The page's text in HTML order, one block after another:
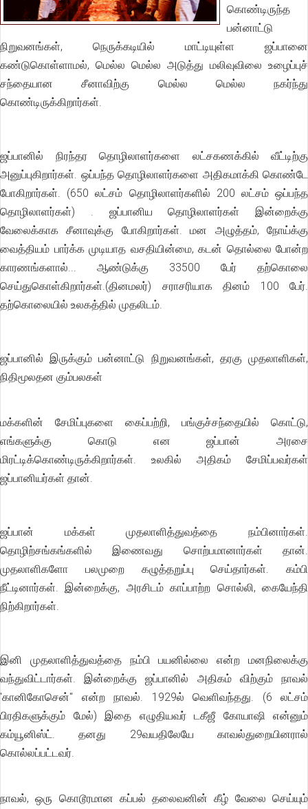
கொண்டிருந்த
பன்னாட்டு
நிறுவனங்கள், நெருக்கடியில் மாட்டியுள்ள ஜப்பானை
கண்டுகொள்ளாமல், மெல்ல மெல்ல அடுத்து மலிவுவிலை உழைப்புச்
சந்தையான சீனாவிற்கு மெல்ல மெல்ல நகர்ந்து
கொண்டிருக்கிறார்கள்.
ஜப்பானில் நிரந்தர தொழிலாளர்களை லட்சகணக்கில் வீட்டிற்கு
அனுப்புகிறார்கள். ஒப்பந்த தொழிலாளர்களை அதிகமாக்கி கொண்டே
போகிறார்கள். (650 லட்சம் தொழிலாளர்களில் 200 லட்சம் ஒப்பந்த
தொழிலாளர்கள்) . ஜப்பானிய தொழிலாளர்கள் இன்றைக்கு
வேலைக்காக சீனாவுக்கு போகிறார்கள். மன அழுத்தம், நோய்க்கு
வைத்தியம் பார்க்க முடியாத வசதியின்மை, கடன் தொல்லை போன்ற
காரணங்களால்... ஆண்டுக்கு 33500 பேர் தற்கொலை
செய்துகொள்கிறார்கள்.(தினமலர்) சராசரியாக தினம் 100 பேர்.
தற்கொலையில் உலகத்தில் முதலிடம்.
ஜப்பானில் இருக்கும் பன்னாட்டு நிறுவனங்கள், தரகு முதலாளிகள்,
நிதிமூலதன கும்பலகள்
மக்களின் சேமிப்புகளை கைப்பற்றி, பங்குச்சந்தையில் கொட்டு,
எங்களுக்கு கொடு என ஜப்பான் அரசை
மிரட்டிக்கொண்டிருக்கிறார்கள். உலகில் அதிகம் சேமிப்பவர்கள்
ஜப்பானியர்கள் தான்.
ஜப்பான் மக்கள் முதலாளித்துவத்தை நம்பினார்கள்.
தொழிற்சங்கங்களில் இணைவது சொற்பமானார்கள் தான்.
முதலாளிகளோ பலமுறை கழுத்தறுப்பு செய்தார்கள். கம்பி
நீட்டினார்கள். இன்றைக்கு, அரசிடம் காப்பாற்ற சொல்லி, கையேந்தி
நிற்கிறார்கள்.
இனி முதலாளித்துவத்தை நம்பி பயனில்லை என்ற மனநிலைக்கு
வந்துவிட்டார்கள். இன்றைக்கு ஜப்பானில் அதிகம் விற்கும் நாவல்
'கானிகோசென்" என்ற நாவல். 1929ல் வெளிவந்தது. (6 லட்சம்
பிரதிகளுக்கும் மேல்) இதை எழுதியவர் டகீஜீ கோயாஷி என்னும்
கம்யூனிஸ்ட். தனது 29வயதிலேயே காவல்துறையினரால்
கொல்லப்பட்டவர்.
நாவல், ஒரு கொடூரமான கப்பல் தலைவனின் கீழ் வேலை செய்யும்